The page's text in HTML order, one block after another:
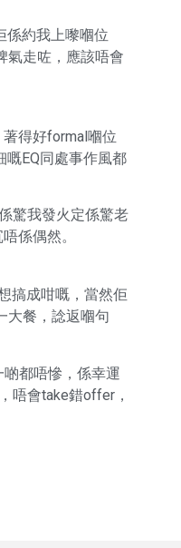
係約我上嚟嗰位
氣走咗，應該唔會
得好formal嗰位
EQ同處事作風都
驚我發火定係驚老
係偶然。
搞成咁嘅，當然佢
大餐，諗返嗰句
都唔慘，係幸運
唔會take錯offer，